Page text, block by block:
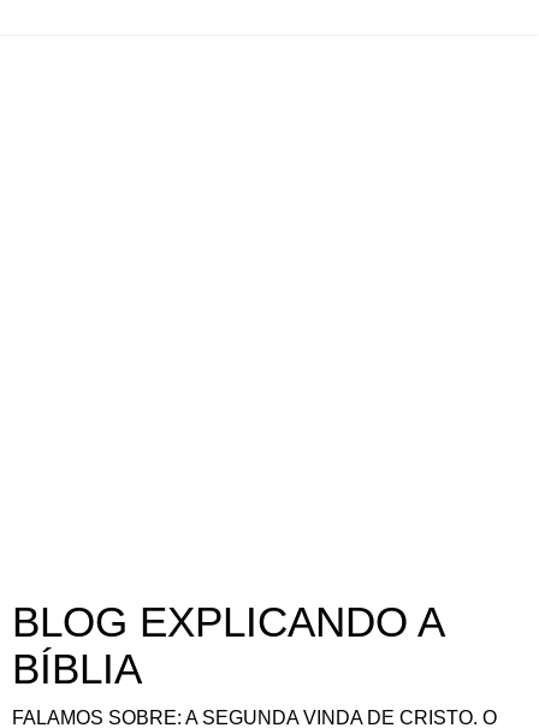
BLOG EXPLICANDO A
BÍBLIA
FALAMOS SOBRE: A SEGUNDA VINDA DE CRISTO. O